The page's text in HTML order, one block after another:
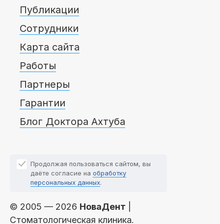
Публикации
Сотрудники
Карта сайта
Работы
Партнеры
Гарантии
Блог Доктора Ахтуба
Продолжая пользоваться сайтом, вы
даёте согласие на обработку
персональных данных.
© 2005 — 2026 НоваДент
Стоматологическая клиника.